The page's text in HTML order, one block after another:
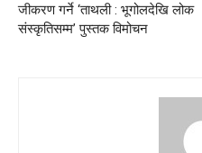
जीकरण गर्ने ‘ताथली : भूगोलदेखि लोक
संस्कृतिसम्म’ पुस्तक विमोचन